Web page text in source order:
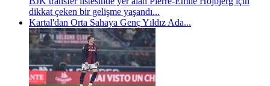
dikkat çeken bir gelişme yaşandı...
Kartal'dan Orta Sahaya Genç Yıldız Ada...